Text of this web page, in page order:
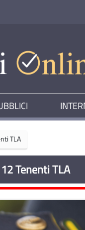
TLA
Tenenti TLA